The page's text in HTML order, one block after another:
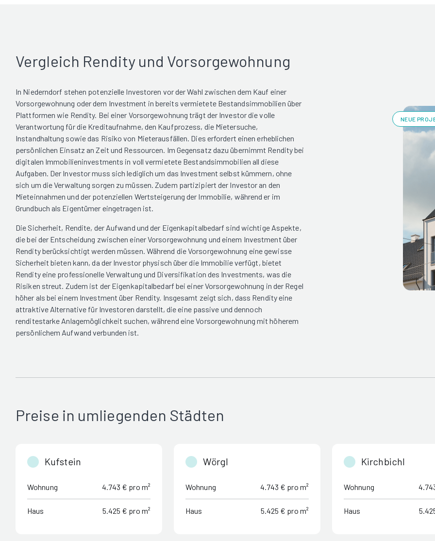
Vergleich Rendity und Vorsorgewohnung
In Niederndorf stehen potenzielle Investoren vor der Wahl zwischen dem Kauf einer
Vorsorgewohnung oder dem Investment in bereits vermietete Bestandsimmobilien über
Plattformen wie Rendity. Bei einer Vorsorgewohnung trägt der Investor die volle
Verantwortung für die Kreditaufnahme, den Kaufprozess, die Mietersuche,
Instandhaltung sowie das Risiko von Mieterausfällen. Dies erfordert einen erheblichen
persönlichen Einsatz an Zeit und Ressourcen. Im Gegensatz dazu übernimmt Rendity bei
digitalen Immobilieninvestments in voll vermietete Bestandsimmobilien all diese
Aufgaben. Der Investor muss sich lediglich um das Investment selbst kümmern, ohne
sich um die Verwaltung sorgen zu müssen. Zudem partizipiert der Investor an den
Mieteinnahmen und der potenziellen Wertsteigerung der Immobilie, während er im
Grundbuch als Eigentümer eingetragen ist.
Die Sicherheit, Rendite, der Aufwand und der Eigenkapitalbedarf sind wichtige Aspekte,
die bei der Entscheidung zwischen einer Vorsorgewohnung und einem Investment über
Rendity berücksichtigt werden müssen. Während die Vorsorgewohnung eine gewisse
Sicherheit bieten kann, da der Investor physisch über die Immobilie verfügt, bietet
Rendity eine professionelle Verwaltung und Diversifikation des Investments, was die
Risiken streut. Zudem ist der Eigenkapitalbedarf bei einer Vorsorgewohnung in der Regel
höher als bei einem Investment über Rendity. Insgesamt zeigt sich, dass Rendity eine
attraktive Alternative für Investoren darstellt, die eine passive und dennoch
renditestarke Anlagemöglichkeit suchen, während eine Vorsorgewohnung mit höherem
persönlichem Aufwand verbunden ist.
NEUE
Preise in umliegenden Städten
Kufstein
Wohnung 4.743 € pro m²
Haus 5.425 € pro m²
Wörgl
Wohnung 4.743 € pro m²
Haus 5.425 € pro m²
Kirchbichl
Wohnung
Haus